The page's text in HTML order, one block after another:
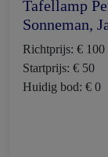
Tafellamp
Sonneman,
Richtprijs: € 100
Startprijs: € 50
Huidig bod: € 0